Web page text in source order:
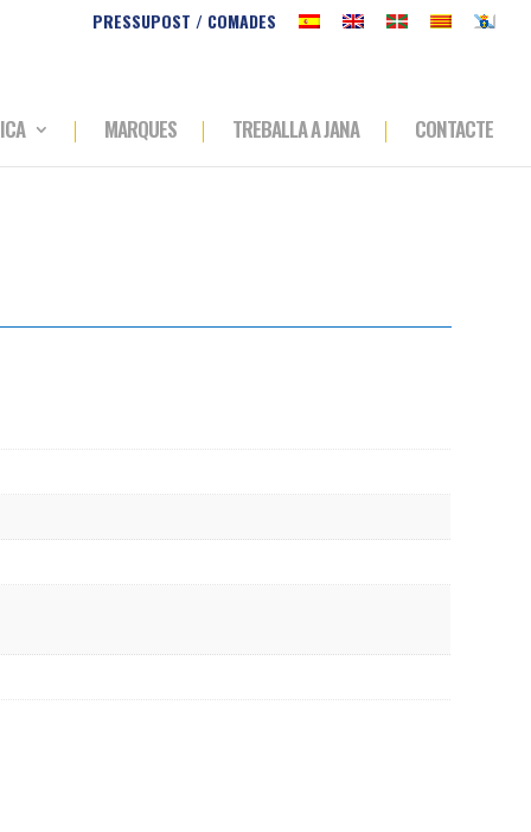
PRESSUPOST / COMADES
MARQUES TREBALLA A JANA CONTACTE